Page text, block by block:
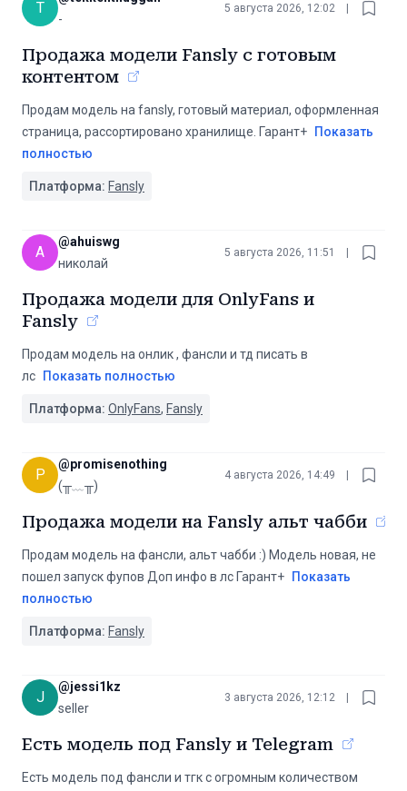
T
-
5 августа 2026, 12:02
Продажа модели Fansly с готовым
контентом
Продам модель на fansly, готовый материал, оформленная
страница, рассортировано хранилище. Гарант+
Показать
полностью
Платформа: Fansly
A
@ahuiswg
николай
5 августа 2026, 11:51
Продажа модели для OnlyFans и
Fansly
Продам модель на онлик , фансли и тд писать в
лс
Показать полностью
Платформа: OnlyFans, Fansly
P
@promisenothing
(╥﹏╥)
4 августа 2026, 14:49
Продажа модели на Fansly альт чабби
Продам модель на фансли, альт чабби :) Модель новая, не
пошел запуск фупов Доп инфо в лс Гарант+
Показать
полностью
Платформа: Fansly
J
@jessi1kz
seller
3 августа 2026, 12:12
Есть модель под Fansly и Telegram
Есть модель под фансли и тгк с огромным количеством